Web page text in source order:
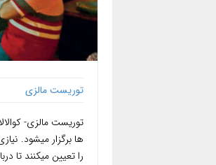
توریست مالزی
توریست مالزی-
ها برگزار میشود.
را تعیین میکنند